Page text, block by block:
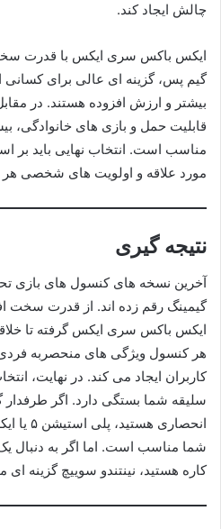
چالش ایجاد کند.
ایکس باکس سری ایکس با قدرت
گیم پس، گزینه ای عالی برای کسانی
قابلیت حمل و بازی های خانوادگی،
مناسب است. انتخاب نهایی باید بر
مورد علاقه و اولویت های شخصی هر
نتیجه گیری
آخرین نسخه های کنسول های بازی
هر کنسول ویژگی های منحصربه
کاربران ایجاد می کند. در نهایت،
سلیقه شما بستگی دارد. اگر طرفدار
شما مناسب است. اما اگر به دنبال
کاره هستید، نینتندو سوییچ گزینه